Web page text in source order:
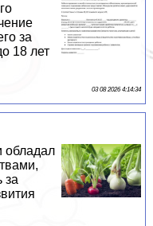
за
18 лет
03 08 2026 4:14:34
обладал
за